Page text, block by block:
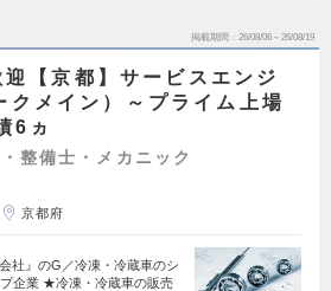
掲載期間 26/08/06～26/08/19
【京都】サービスエンジ
クメイン）～プライム上場
6ヵ
整備士・メカニック
京都府
社』のG／冷凍・冷蔵車のシ
企業 ★冷凍・冷蔵車の販売